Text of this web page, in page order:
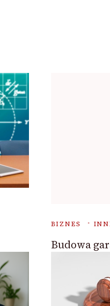
BIZNES
Budowa